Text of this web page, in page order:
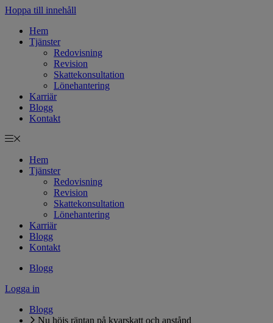
Hoppa till innehåll
Hem
Tjänster
Redovisning
Revision
Skattekonsultation
Lönehantering
Karriär
Blogg
Kontakt
Hem
Tjänster
Redovisning
Revision
Skattekonsultation
Lönehantering
Karriär
Blogg
Kontakt
Blogg
Logga in
Blogg
Nu höjs räntan på kvarskatt och anstånd